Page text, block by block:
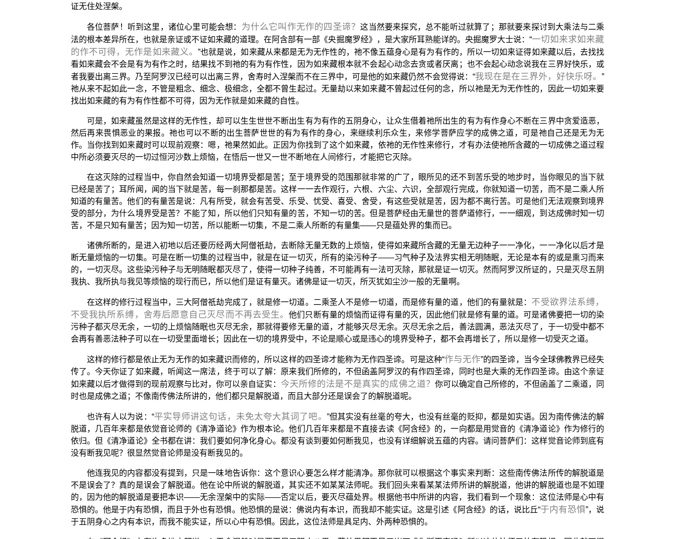
证无住处涅槃。
各位菩萨！听到这里，诸位心里可能会想： 为什么它叫作无作的四圣谛？这当然要来探究，总不能听过就算了；那就要来探讨到大乘法与二乘
法的根本差异所在，也就是亲证或不证如来藏的道理。在阿含部有一部《央掘魔罗经》，是大家所耳熟能详的。央掘魔罗大士说：“一切如来求如来藏
的作不可得，无作是如来藏义。 ”也就是说，如来藏从来都是无为无作性的，祂不像五蕴身心是有为有作的，所以一切如来证得如来藏以后，去找找
看如来藏会不会是有为有作之时，结果找不到祂的有为有作性，因为如来藏根本就不会起心动念去贪或者厌离；也不会起心动念说我在三界好快乐，或
者我要出离三界。乃至阿罗汉已经可以出离三界，舍寿时入涅槃而不在三界中，可是他的如来藏仍然不会觉得说：“我现在是在三界外，好快乐呀。”
祂从来不起如此一念，不管是粗念、细念、极细念，全都不曾生起过。无量劫以来如来藏不曾起过任何的念，所以祂是无为无作性的，因此一切如来要
找出如来藏的有为有作性都不可得，因为无作就是如来藏的自性。
可是，如来藏虽然是这样的无作性，却可以生生世世不断出生有为有作的五阴身心，让众生借着祂所出生的有为有作身心不断在三界中贪爱造恶，
然后再来畏惧恶业的果报。祂也可以不断的出生菩萨世世的有为有作的身心，来继续利乐众生，来修学菩萨应学的成佛之道，可是祂自己还是无为无
作。当你找到如来藏时可以现前观察：嗯，祂果然如此。正因为你找到了这个如来藏，依祂的无作性来修行，才有办法使祂所含藏的一切成佛之道过程
中所必须要灭尽的一切过恒河沙数上烦恼，在悟后一世又一世不断地在人间修行，才能把它灭除。
在这灭除的过程当中，你自然会知道一切境界受都是苦；至于境界受的范围那就非常的广了，眼所见的还不到苦乐受的地步时，当你眼见的当下就
已经是苦了；耳所闻，闻的当下就是苦，每一刹那都是苦。这样一一去作观行，六根、六尘、六识，全部观行完成，你就知道一切苦，而不是二乘人所
知道的有量苦。他们的有量苦是说：凡有所受，就会有苦受、乐受、忧受、喜受、舍受，有这些受就是苦，因为都不离行苦。可是他们无法观察到境界
受的部分，为什么境界受是苦？不能了知，所以他们只知有量的苦，不知一切的苦。但是菩萨经由无量世的菩萨道修行，一一细观，到达成佛时知一切
苦，不是只知有量苦；因为知一切苦，所以能断一切集，不是二乘人所断的有量集——只是蕴处界的集而已。
诸佛所断的，是进入初地以后还要历经两大阿僧祇劫，去断除无量无数的上烦恼，使得如来藏所含藏的无量无边种子一一净化，一一净化以后才是
断无量烦恼的一切集。可是在断一切集的过程当中，就是在证一切灭，所有的染污种子——习气种子及法界实相无明随眠，无论是本有的或是熏习而来
的，一切灭尽。这些染污种子与无明随眠都灭尽了，使得一切种子纯善，不可能再有一法可灭除，那就是证一切灭。然而阿罗汉所证的，只是灭尽五阴
我执、我所执与我见等烦恼的现行而已，所以他们是证有量灭。诸佛是证一切灭，所灭犹如尘沙一般的无量啊。
在这样的修行过程当中，三大阿僧祇劫完成了，就是修一切道。二乘圣人不是修一切道，而是修有量的道，他们的有量就是： 不受欲界法系缚，
不受我执所系缚，舍寿后愿意自己灭尽而不再去受生。他们只断有量的烦恼而证得有量的灭，因此他们就是修有量的道。可是诸佛要把一切的染
污种子都灭尽无余，一切的上烦恼随眠也灭尽无余，那就得要修无量的道，才能够灭尽无余。灭尽无余之后，善法圆满，恶法灭尽了，于一切受中都不
会再有善恶法种子可以在一切受里面增长；因此在一切的境界受中，不论是顺心或是违心的境界受种子，都不会再增长了，所以是修一切受灭之道。
这样的修行都是依止无为无作的如来藏识而修的，所以这样的四圣谛才能称为无作四圣谛。可是这种“作与无作”的四圣谛，当今全球佛教界已经失
传了。今天你证了如来藏，听闻这一席法，终于可以了解：原来我们所修的，不但函盖阿罗汉的有作四圣谛，同时也是大乘的无作四圣谛。由这个亲证
如来藏以后才做得到的现前观察与比对，你可以亲自证实： 今天所修的法是不是真实的成佛之道？ 你可以确定自己所修的，不但函盖了二乘道，同
时也是成佛之道；不像南传佛法所讲的，他们都只是解脱道，而且大部分还是误会了的解脱道呢。
也许有人以为说：“平实导师讲这句话，未免太夸大其词了吧。
”但其实没有丝毫的夸大，也没有丝毫的贬抑，都是如实语。因为南传佛法的解
脱道，几百年来都是依觉音论师的《清净道论》作为根本论。他们几百年来都是不直接去读《阿含经》的，一向都是用觉音的《清净道论》作为修行的
依归。但《清净道论》全书都在讲：我们要如何净化身心。都没有谈到要如何断我见，也没有详细解说五蕴的内容。请问菩萨们：这样觉音论师到底有
没有断我见呢？很显然觉音论师是没有断我见的。
他连我见的内容都没有提到，只是一味地告诉你：这个意识心要怎么样才能清净。那你就可以根据这个事实来判断：这些南传佛法所传的解脱道是
不是误会了？真的是误会了解脱道。他在论中所说的解脱道，其实还不如某某法师呢。我们回头来看某某法师所讲的解脱道，他讲的解脱道也是不如理
的，因为他的解脱道是要把本识——无余涅槃中的实际——否定以后，要灭尽蕴处界。根据他书中所讲的内容，我们看到一个现象：这位法师是心中有
恐惧的。他是于内有恐惧，而且于外也有恐惧。他恐惧的是说：佛说内有本识，而我却不能实证。这是引述《阿含经》的话，说比丘“于内有恐惧”，说
于五阴身心之内有本识，而我不能实证，所以心中有恐惧。因此，这位法师是具足内、外两种恐惧的。